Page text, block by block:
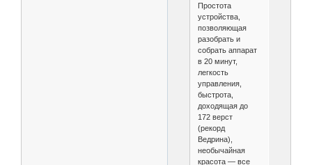
Простота
устройства,
позволяющая
разобрать и
собрать аппарат
в 20 минут,
легкость
управления,
быстрота,
доходящая до
172 верст
(рекорд
Ведрина),
необычайная
красота — все